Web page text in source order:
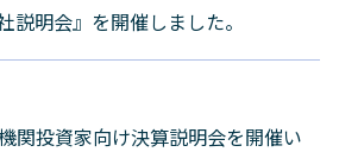
説明会』を開催しました。
関投資家向け決算説明会を開催い